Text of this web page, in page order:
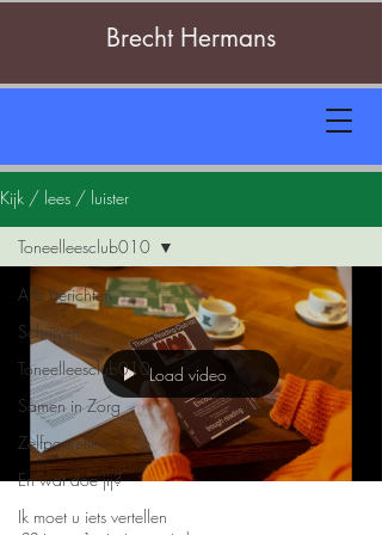
Brecht Hermans
Kijk / lees / luister
Alle berichten
Schrijven
Toneelleesclub010
Samen in Zorg
Zelfportretten
En wat doe jij?
Ik moet u iets vertellen
Toneelleesclub010
Load video